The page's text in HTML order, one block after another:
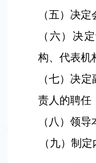
（五）决
（六）决
构、代表机
（七）决
责人的聘任
（八）领
（九）制